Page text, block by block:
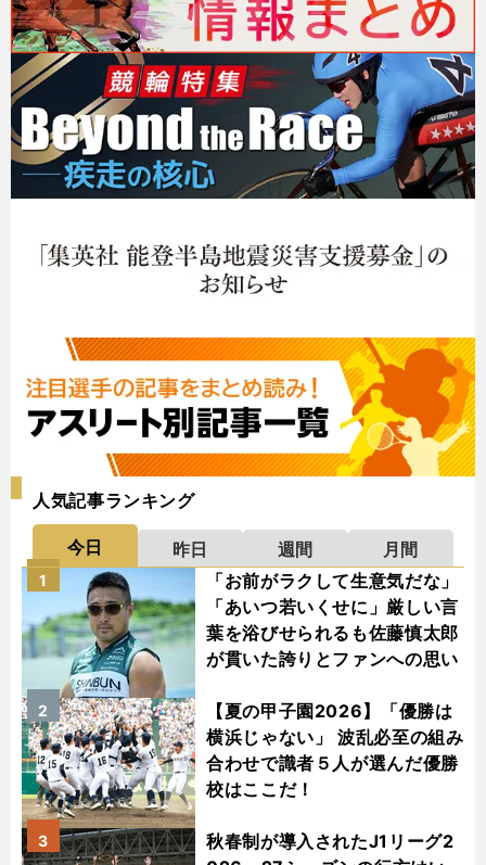
人気記事ランキング
今日 昨日 週間
月間
「お前がラクして生意気だな」
「あいつ若いくせに」厳しい言
葉を浴びせられるも佐藤慎太郎
が貫いた誇りとファンへの思い
1
【夏の甲子園2026】「優勝は
横浜じゃない」 波乱必至の組み
合わせで識者５人が選んだ優勝
校はここだ！
2
秋春制が導入されたJ1リーグ2
3